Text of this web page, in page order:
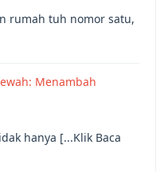
rumah tuh nomor satu,
Menambah
hanya [...Klik Baca